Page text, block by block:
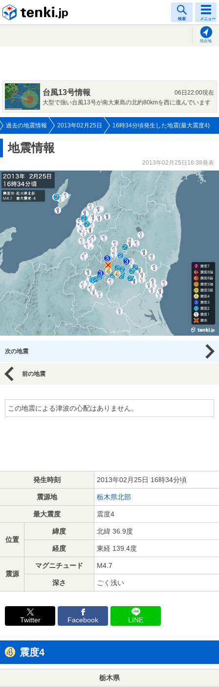
検索 メニュー
現在地
台風13号情報
06日22:00現在
大型で強い台風13号が南大東島の北約80kmを西に進んでいます
過去の地震情報 2013年02月25日 16時34分頃発生した地震(最大震度4)
地震情報
2013年02月25日16:38発表
次の地震
前の地震
この地震による津波の心配はありません。
発生時刻 2013年02月25日 16時34分頃
震源地 栃木県北部
最大震度 震度4
位置
緯度 北緯 36.9度
経度 東経 139.4度
震源
マグニチュード M4.7
深さ ごく浅い
Twitter Facebook LINE
震度4
栃木県